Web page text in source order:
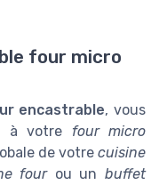
four micro
encastrable, vous
à votre four micro
de votre cuisine
fourou unbuffet